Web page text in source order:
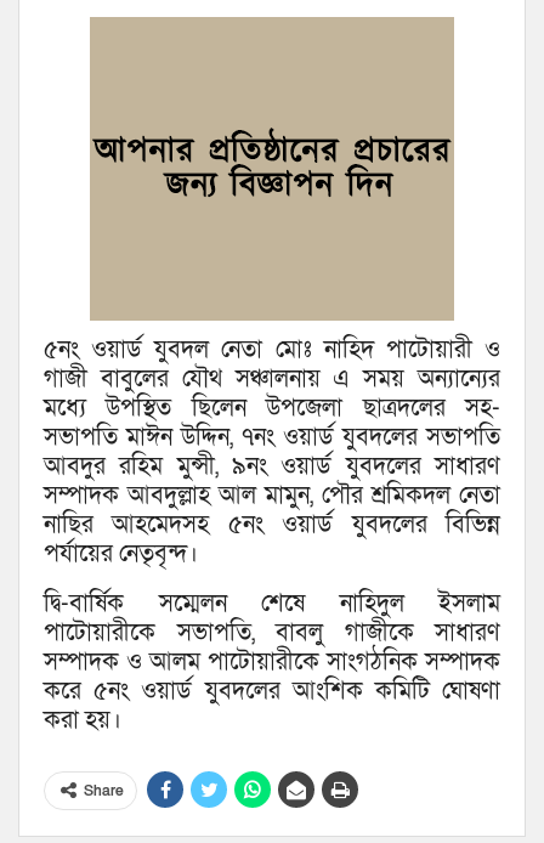
৫নং ওয়ার্ড যুবদল নেতা মোঃ নাহিদ পাটোয়ারী ও
গাজী বাবুলের যৌথ সঞ্চালনায় এ সময় অন্যান্যের
মধ্যে উপস্থিত ছিলেন উপজেলা ছাত্রদলের সহ-
সভাপতি মাঈন উদ্দিন, ৭নং ওয়ার্ড যুবদলের সভাপতি
আবদুর রহিম মুন্সী, ৯নং ওয়ার্ড যুবদলের সাধারণ
সম্পাদক আবদুল্লাহ আল মামুন, পৌর শ্রমিকদল নেতা
নাছির আহমেদসহ ৫নং ওয়ার্ড যুবদলের বিভিন্ন
পর্যায়ের নেতৃবৃন্দ।
দ্বি-বার্ষিক সম্মেলন শেষে নাহিদুল ইসলাম
পাটোয়ারীকে সভাপতি, বাবলু গাজীকে সাধারণ
সম্পাদক ও আলম পাটোয়ারীকে সাংগঠনিক সম্পাদক
করে ৫নং ওয়ার্ড যুবদলের আংশিক কমিটি ঘোষণা
করা হয়।
Share